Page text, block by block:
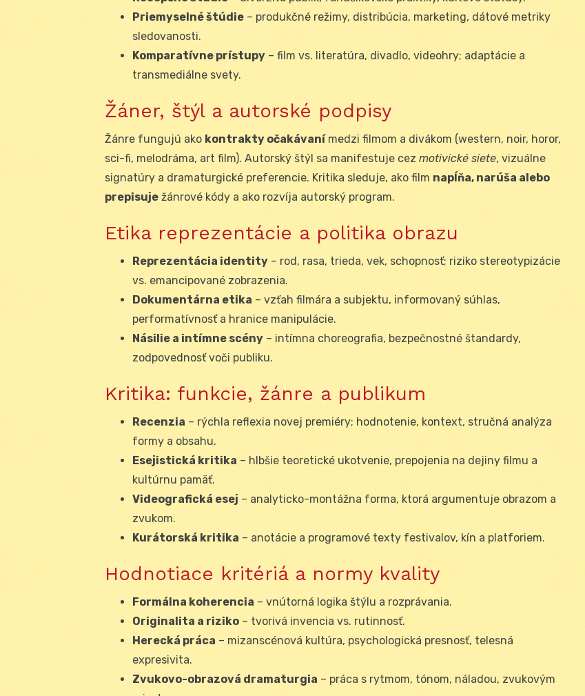
Priemyselné štúdie – produkčné režimy, distribúcia, marketing, dátové metriky
sledovanosti.
Komparatívne prístupy – film vs. literatúra, divadlo, videohry; adaptácie a
transmediálne svety.
Žáner, štýl a autorské podpisy
Žánre fungujú ako kontrakty očakávanímedzi filmom a divákom (western, noir, horor,
sci-fi, melodráma, art film). Autorský štýl sa manifestuje cez motivické siete, vizuálne
signatúry a dramaturgické preferencie. Kritika sleduje, ako film napĺňa, narúša alebo
prepisuje žánrové kódy a ako rozvíja autorský program.
Etika reprezentácie a politika obrazu
Reprezentácia identity – rod, rasa, trieda, vek, schopnosť; riziko stereotypizácie
vs. emancipované zobrazenia.
Dokumentárna etika – vzťah filmára a subjektu, informovaný súhlas,
performatívnosť a hranice manipulácie.
Násilie a intímne scény – intímna choreografia, bezpečnostné štandardy,
zodpovednosť voči publiku.
Kritika: funkcie, žánre a publikum
Recenzia – rýchla reflexia novej premiéry; hodnotenie, kontext, stručná analýza
formy a obsahu.
Esejistická kritika – hlbšie teoretické ukotvenie, prepojenia na dejiny filmu a
kultúrnu pamäť.
Videografická esej – analyticko-montážna forma, ktorá argumentuje obrazom a
zvukom.
Kurátorská kritika – anotácie a programové texty festivalov, kín a platforiem.
Hodnotiace kritériá a normy kvality
Formálna koherencia – vnútorná logika štýlu a rozprávania.
Originalita a riziko – tvorivá invencia vs. rutinnosť.
Herecká práca – mizanscénová kultúra, psychologická presnosť, telesná
expresivita.
Zvukovo-obrazová dramaturgia – práca s rytmom, tónom, náladou, zvukovým